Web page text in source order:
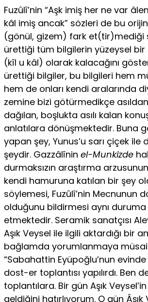
Fuzûlî’nin “Aşk imiş her ne var
kâl imiş ancak” sözleri de bu
(gönül, gizem) fark et(tir)mediği
ürettiği tüm bilgilerin yüzeysel bir
(kîl u kâl) ola­rak kalacağını
ürettiği bilgiler, bu bilgileri hem
hem de onları kendi aralarında
zemine bizi götürmedikçe
dağılan, boşlukta asılı kalan
anlatılara dönüşmektedir. Buna
yapan şey, Yunus’u sarı çiçek
şeydir. Gazzâlînin el-Munkizde
durmaksızın araştırma
kendi hamuruna katılan bir şey
söylemesi, Fuzûlî’nin Mecnunun
olduğunu bildirmesi aynı
etmektedir. Seramik sa­natçısı
Aşık Veysel ile ilgili aktardığı bir
bağlamda yorumlanmaya
“Sabahattin Eyüpoğlu’nun
dost-er toplantısı yapılırdı. Ben
toplan­tılara. Bir gün Aşık
geldiğini hatırlıyorum. O gün Âşık